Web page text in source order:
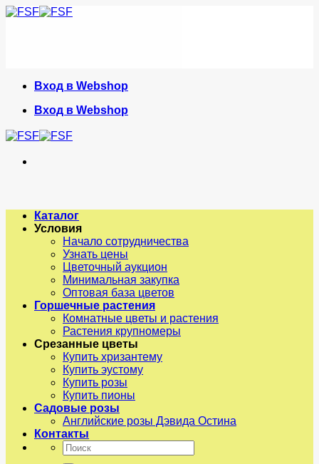
Skip
Вход в Webshop
Вход в Webshop
Каталог
Условия
Начало сотрудничества
Узнать цены
Цветочный аукцион
Минимальная закупка
Оптовая база цветов
Горшечные растения
Комнатные цветы и растения
Растения крупномеры
Срезанные цветы
Купить хризантему
Купить эустому
Купить розы
Купить пионы
Садовые розы
Английские розы Дэвида Остина
Контакты
Искать: